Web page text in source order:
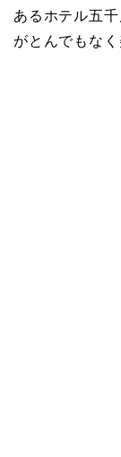
あるホテル五
がとんでもなく